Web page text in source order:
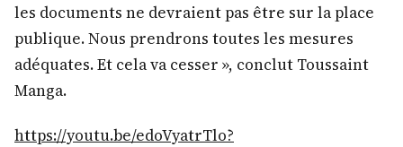
les documents ne devraient pas être sur la place
publique. Nous prendrons toutes les mesures
adéquates. Et cela va cesser », conclut Toussaint
Manga.
https://youtu.be/edoVyatrTlo?